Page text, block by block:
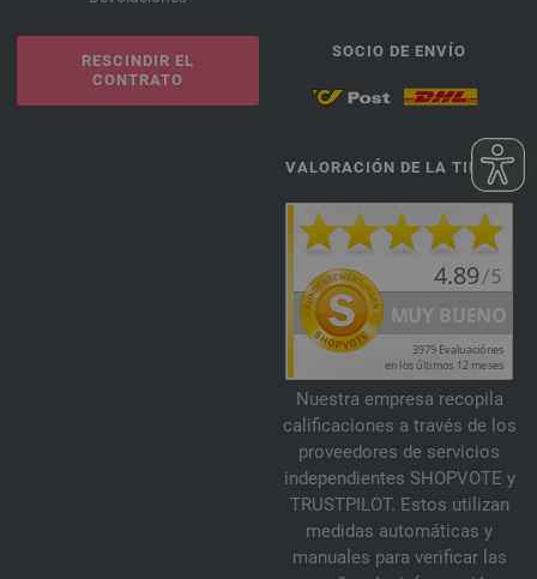
RESCINDIR EL
CONTRATO
SOCIO DE ENVÍO
VALORACIÓN DE LA TIENDA
Nuestra empresa recopila
calificaciones a través de los
proveedores de servicios
independientes SHOPVOTE y
TRUSTPILOT. Estos utilizan
medidas automáticas y
manuales para verificar las